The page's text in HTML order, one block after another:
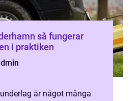
så fungerar
i praktiken
är något många